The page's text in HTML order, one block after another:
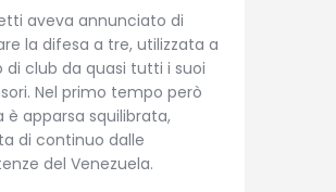
aveva annunciato di
la difesa a tre, utilizzata a
di club da quasi tutti i suoi
Nel primo tempo però
è apparsa squilibrata,
di continuo dalle
del Venezuela.